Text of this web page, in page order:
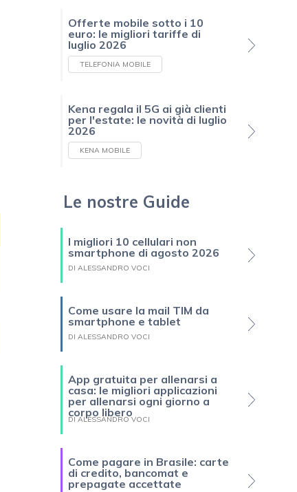
Offerte mobile sotto i 10
euro: le migliori tariffe di
luglio 2026
TELEFONIA MOBILE
Kena regala il 5G ai già clienti
per l'estate: le novità di luglio
2026
KENA MOBILE
Le nostre Guide
I migliori 10 cellulari non
smartphone di agosto 2026
DI ALESSANDRO VOCI
Come usare la mail TIM da
smartphone e tablet
DI ALESSANDRO VOCI
App gratuita per allenarsi a
casa: le migliori applicazioni
per allenarsi ogni giorno a
corpo libero
DI ALESSANDRO VOCI
Come pagare in Brasile: carte
di credito, bancomat e
prepagate accettate